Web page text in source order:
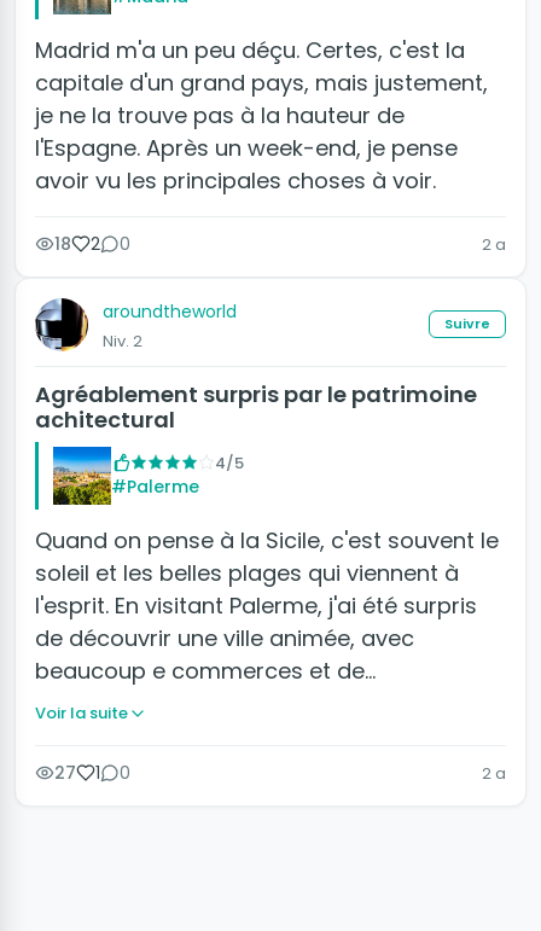
Madrid m'a un peu déçu. Certes, c'est la
capitale d'un grand pays, mais justement,
je ne la trouve pas à la hauteur de
l'Espagne. Après un week-end, je pense
avoir vu les principales choses à voir.
18 2 0 2 a
aroundtheworld
Niv. 2
Suivre
Agréablement surpris par le patrimoine
achitectural
4/5
#Palerme
Quand on pense à la Sicile, c'est souvent le
soleil et les belles plages qui viennent à
l'esprit. En visitant Palerme, j'ai été surpris
de découvrir une ville animée, avec
beaucoup e commerces et de…
Voir la suite
27 1 0 2 a